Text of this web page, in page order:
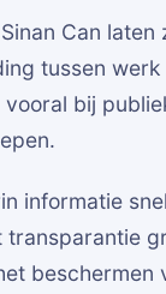
Can laten
tussen
vooral bij
informatie
transparantie
beschermen